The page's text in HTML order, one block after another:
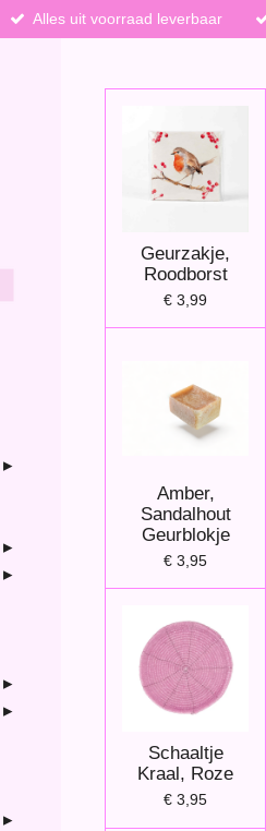
Alles uit voorraad leverbaar
Geurzakje,
Roodborst
€ 3,99
Amber,
Sandalhout
Geurblokje
€ 3,95
Schaaltje
Kraal, Roze
€ 3,95